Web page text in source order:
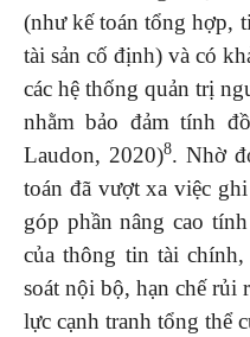
(như kế toán tổng hợp,
tài sản cố định) và có
các hệ thống quản trị
nhằm bảo đảm tính
Laudon, 2020)8. Nhờ
toán đã vượt xa việc
góp phần nâng cao
của thông tin tài
soát nội bộ, hạn chế rủi
lực cạnh tranh tổng thể